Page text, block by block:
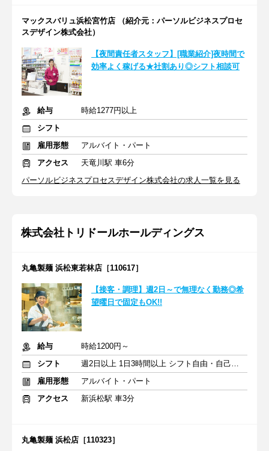
マックスバリュ浜松宮竹店 （紹介元：パーソルビジネスプロセ
スデザイン株式会社）
【夜間責任者スタッフ】[職業紹介]夜時間で
効率よく稼げる★社割あり◎シフト相談可
給与
時給1277円以上
シフト
雇用形態
アルバイト・パート
アクセス
天竜川駅 車6分
パーソルビジネスプロセスデザイン株式会社の求人一覧を見る
株式会社トリドールホールディングス
丸亀製麺 浜松東若林店［110617］
【接客・調理】週2日～で無理なく勤務◎希
望曜日で固定もOK!!
給与
時給1200円～
シフト
週2日以上 1日3時間以上 シフト自由・自己申告
雇用形態
アルバイト・パート
アクセス
新浜松駅 車3分
丸亀製麺 浜松店［110323］